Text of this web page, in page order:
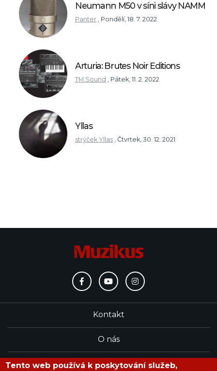
Neumann M50 v síni slávy NAMM
Panter Pondělí, 18. 7. 2022
Arturia: Brutes Noir Editions
TM Sound Pátek, 11. 2. 2022
Yllas
strýček Yllas Čtvrtek, 30. 12. 2021
Kontakt
O nás
Redakce
Tento web používá k poskytování služeb,